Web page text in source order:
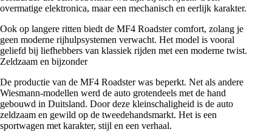
overmatige elektronica, maar een mechanisch en eerlijk karakter.
Ook op langere ritten biedt de MF4 Roadster comfort, zolang je
geen moderne rijhulpsystemen verwacht. Het model is vooral
geliefd bij liefhebbers van klassiek rijden met een moderne twist.
Zeldzaam en bijzonder
De productie van de MF4 Roadster was beperkt. Net als andere
Wiesmann-modellen werd de auto grotendeels met de hand
gebouwd in Duitsland. Door deze kleinschaligheid is de auto
zeldzaam en gewild op de tweedehandsmarkt. Het is een
sportwagen met karakter, stijl en een verhaal.